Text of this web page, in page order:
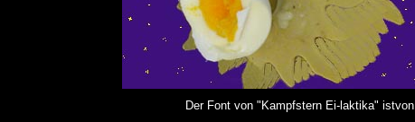
Der Font von "Kampfstern Ei-laktika" istvon